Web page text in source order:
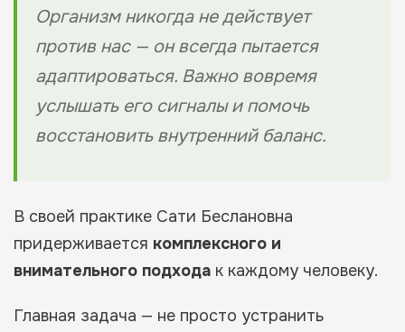
Организм никогда не действует
против нас — он всегда пытается
адаптироваться. Важно вовремя
услышать его сигналы и помочь
восстановить внутренний баланс.
В своей практике Сати Беслановна
придерживается комплексного и
внимательного подхода к каждому человеку.
Главная задача — не просто устранить